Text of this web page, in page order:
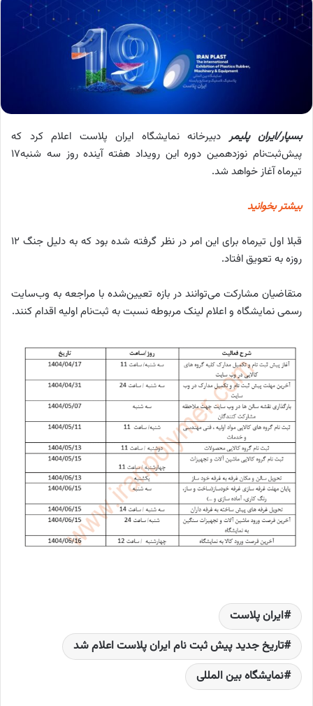
بسپار/ایران پلیمر دبیرخانه نمایشگاه ایران پلاست اعلام کرد که
پیش‌ثبت‌نام نوزدهمین دوره این رویداد هفته آینده روز سه شنبه17
تیرماه آغاز خواهد شد.
بیشتر بخوانید
قبلا اول تیرماه برای این امر در نظر گرفته شده بود که به دلیل جنگ 12
روزه به تعویق افتاد.
متقاضیان مشارکت می‌توانند در بازه تعیین‌شده با مراجعه به وب‌سایت
رسمی نمایشگاه و اعلام لینک مربوطه نسبت به ثبت‌نام اولیه اقدام کنند.
ایران پلاست
تاریخ جدید پیش ثبت نام ایران پلاست اعلام شد
نمایشگاه بین المللی